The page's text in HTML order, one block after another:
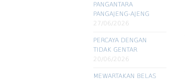
PANGANTARA
PANGAJENG-AJENG
27/06/2026
PERCAYA DENGAN
TIDAK GENTAR
20/06/2026
MEWARTAKAN BELAS